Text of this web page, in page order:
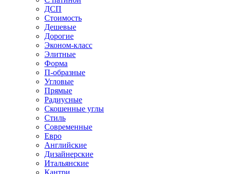
ДСП
Стоимость
Дешевые
Дорогие
Эконом-класс
Элитные
Форма
П-образные
Угловые
Прямые
Радиусные
Скошенные углы
Стиль
Современные
Евро
Английские
Дизайнерские
Итальянские
Кантри